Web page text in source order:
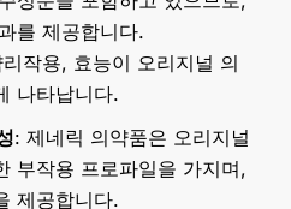
를 제공합니다.
작용, 효능이 오리지널 의
나타납니다.
: 제네릭 의약품은 오리지널
부작용 프로파일을 가지며,
제공합니다.